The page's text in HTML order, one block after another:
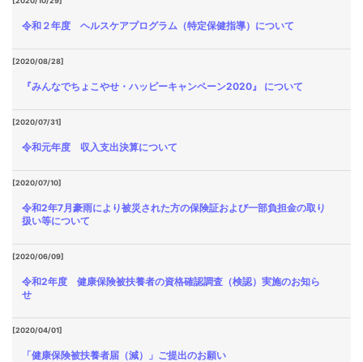
令和２年度 ヘルスケアプログラム（特定保健指導）について
[2020/08/28]
『みんなでちょこやせ・ハッピーキャンペーン2020』 について
[2020/07/31]
令和元年度 収入支出決算について
[2020/07/10]
令和2年7月豪雨により被災された方の保険証および一部負担金の取り
扱い等について
[2020/06/09]
令和2年度 健康保険被扶養者の資格確認調査（検認）実施のお知ら
せ
[2020/04/01]
「健康保険被扶養者届（減）」ご提出のお願い